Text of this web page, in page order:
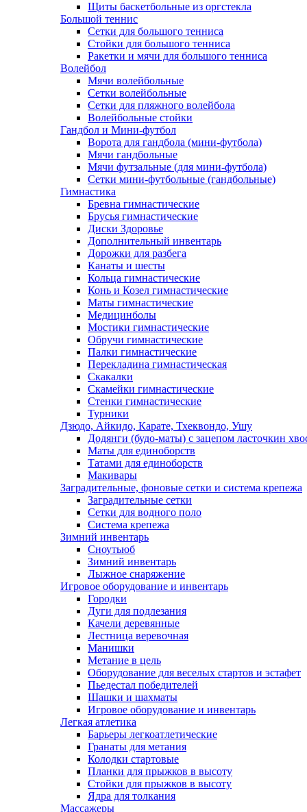
Щиты баскетбольные из оргстекла
Большой теннис
Сетки для большого тенниса
Стойки для большого тенниса
Ракетки и мячи для большого тенниса
Волейбол
Мячи волейбольные
Сетки волейбольные
Сетки для пляжного волейбола
Волейбольные стойки
Гандбол и Мини-футбол
Ворота для гандбола (мини-футбола)
Мячи гандбольные
Мячи футзальные (для мини-футбола)
Сетки мини-футбольные (гандбольные)
Гимнастика
Бревна гимнастические
Брусья гимнастические
Диски Здоровье
Дополнительный инвентарь
Дорожки для разбега
Канаты и шесты
Кольца гимнастические
Конь и Козел гимнастические
Маты гимнастические
Медицинболы
Мостики гимнастические
Обручи гимнастические
Палки гимнастические
Перекладина гимнастическая
Скакалки
Скамейки гимнастические
Стенки гимнастические
Турники
Дзюдо, Айкидо, Карате, Тхеквондо, Ушу
Додянги (будо-маты) с зацепом ласточкин
Маты для единоборств
Татами для единоборств
Макивары
Заградительные, фоновые сетки и система крепежа
Заградительные сетки
Сетки для водного поло
Система крепежа
Зимний инвентарь
Сноутьюб
Зимний инвентарь
Лыжное снаряжение
Игровое оборудование и инвентарь
Городки
Дуги для подлезания
Качели деревянные
Лестница веревочная
Манишки
Метание в цель
Оборудование для веселых стартов и эстафет
Пьедестал победителей
Шашки и шахматы
Игровое оборудование и инвентарь
Легкая атлетика
Барьеры легкоатлетические
Гранаты для метания
Колодки стартовые
Планки для прыжков в высоту
Стойки для прыжков в высоту
Ядра для толкания
Массажеры